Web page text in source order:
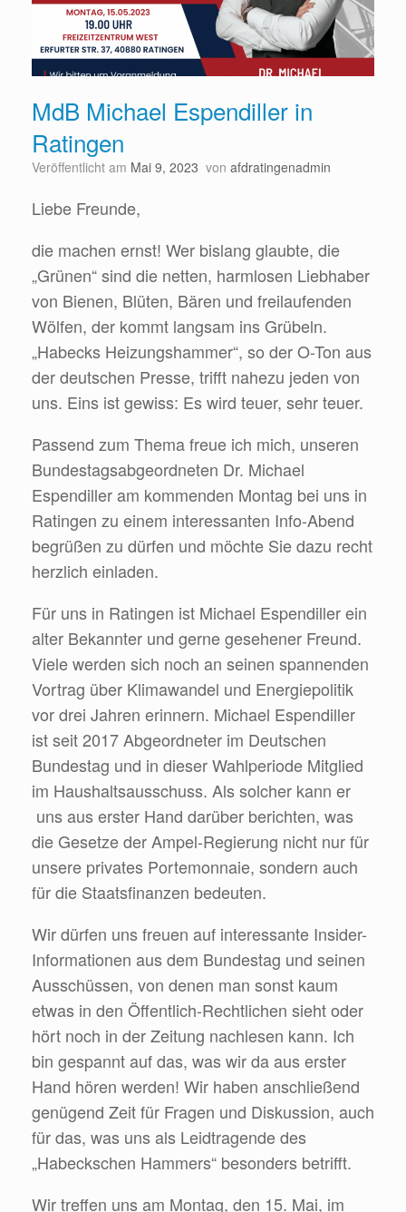
MdB Michael Espendiller in
Ratingen
Veröffentlicht am Mai 9, 2023 von afdratingenadmin
Liebe Freunde,
die machen ernst! Wer bislang glaubte, die
„Grünen“ sind die netten, harmlosen Liebhaber
von Bienen, Blüten, Bären und freilaufenden
Wölfen, der kommt langsam ins Grübeln.
„Habecks Heizungshammer“, so der O-Ton aus
der deutschen Presse, trifft nahezu jeden von
uns. Eins ist gewiss: Es wird teuer, sehr teuer.
Passend zum Thema freue ich mich, unseren
Bundestagsabgeordneten Dr. Michael
Espendiller am kommenden Montag bei uns in
Ratingen zu einem interessanten Info-Abend
begrüßen zu dürfen und möchte Sie dazu recht
herzlich einladen.
Für uns in Ratingen ist Michael Espendiller ein
alter Bekannter und gerne gesehener Freund.
Viele werden sich noch an seinen spannenden
Vortrag über Klimawandel und Energiepolitik
vor drei Jahren erinnern. Michael Espendiller
ist seit 2017 Abgeordneter im Deutschen
Bundestag und in dieser Wahlperiode Mitglied
im Haushaltsausschuss. Als solcher kann er
uns aus erster Hand darüber berichten, was
die Gesetze der Ampel-Regierung nicht nur für
unsere privates Portemonnaie, sondern auch
für die Staatsfinanzen bedeuten.
Wir dürfen uns freuen auf interessante Insider-
Informationen aus dem Bundestag und seinen
Ausschüssen, von denen man sonst kaum
etwas in den Öffentlich-Rechtlichen sieht oder
hört noch in der Zeitung nachlesen kann. Ich
bin gespannt auf das, was wir da aus erster
Hand hören werden! Wir haben anschließend
genügend Zeit für Fragen und Diskussion, auch
für das, was uns als Leidtragende des
„Habeckschen Hammers“ besonders betrifft.
Wir treffen uns am Montag, den 15. Mai, im